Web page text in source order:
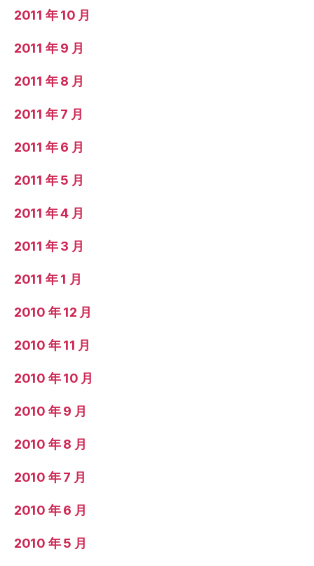
2011 年 10 月
2011 年 9 月
2011 年 8 月
2011 年 7 月
2011 年 6 月
2011 年 5 月
2011 年 4 月
2011 年 3 月
2011 年 1 月
2010 年 12 月
2010 年 11 月
2010 年 10 月
2010 年 9 月
2010 年 8 月
2010 年 7 月
2010 年 6 月
2010 年 5 月